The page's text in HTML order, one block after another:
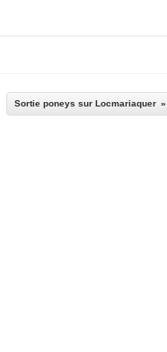
Sortie poneys sur Locmariaquer